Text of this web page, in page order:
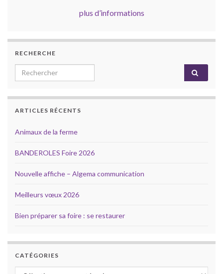
plus d’informations
RECHERCHE
Search for:
ARTICLES RÉCENTS
Animaux de la ferme
BANDEROLES Foire 2026
Nouvelle affiche – Algema communication
Meilleurs vœux 2026
Bien préparer sa foire : se restaurer
CATÉGORIES
Catégories